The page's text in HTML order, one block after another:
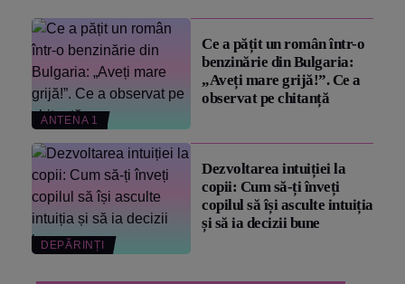
ANTENA 1
Ce a pățit un român într-o
benzinărie din Bulgaria:
„Aveți mare grijă!”. Ce a
observat pe chitanță
DEPĂRINȚI
Dezvoltarea intuiției la
copii: Cum să-ți înveți
copilul să își asculte intuiția
și să ia decizii bune